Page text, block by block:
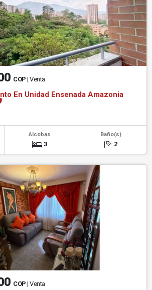
COP | Venta
En Unidad Ensenada Amazonia
Alcobas
3
Baño(s)
2
COP | Venta